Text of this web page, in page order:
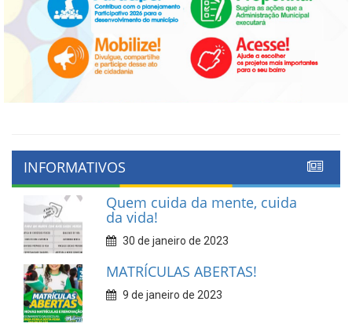
INFORMATIVOS
Quem cuida da mente, cuida
da vida!
30 de janeiro de 2023
MATRÍCULAS ABERTAS!
9 de janeiro de 2023